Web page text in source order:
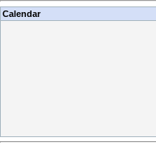
Calendar